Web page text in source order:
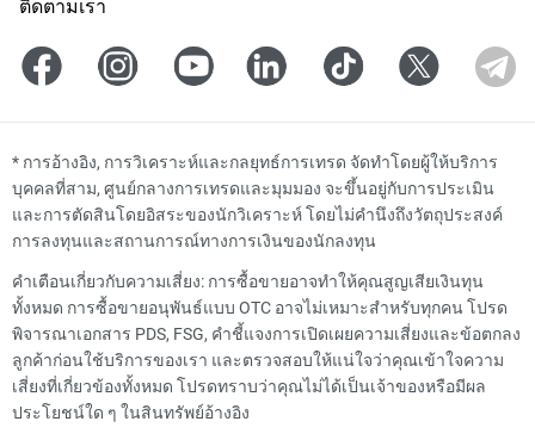
ติดตามเรา
* การอ้างอิง, การวิเคราะห์และกลยุทธ์การเทรด จัดทำโดยผู้ให้บริการ
บุคคลที่สาม, ศูนย์กลางการเทรดและมุมมอง จะขึ้นอยู่กับการประเมิน
และการตัดสินโดยอิสระของนักวิเคราะห์ โดยไม่คำนึงถึงวัตถุประสงค์
การลงทุนและสถานการณ์ทางการเงินของนักลงทุน
คำเตือนเกี่ยวกับความเสี่ยง: การซื้อขายอาจทำให้คุณสูญเสียเงินทุน
ทั้งหมด การซื้อขายอนุพันธ์แบบ OTC อาจไม่เหมาะสำหรับทุกคน โปรด
พิจารณาเอกสาร PDS, FSG, คำชี้แจงการเปิดเผยความเสี่ยงและข้อตกลง
ลูกค้าก่อนใช้บริการของเรา และตรวจสอบให้แน่ใจว่าคุณเข้าใจความ
เสี่ยงที่เกี่ยวข้องทั้งหมด โปรดทราบว่าคุณไม่ได้เป็นเจ้าของหรือมีผล
ประโยชน์ใด ๆ ในสินทรัพย์อ้างอิง